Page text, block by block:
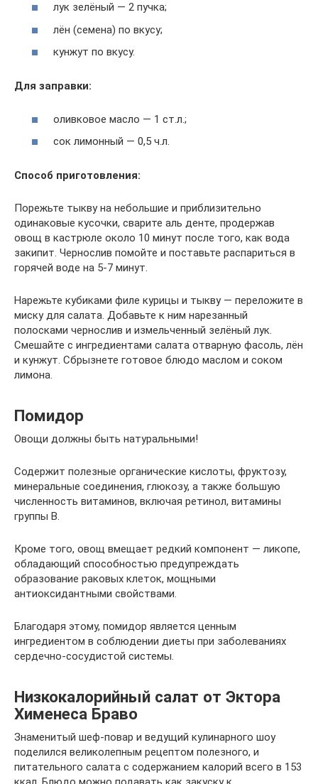
лук зелёный — 2 пучка;
лён (семена) по вкусу;
кунжут по вкусу.
Для заправки:
оливковое масло — 1 ст.л.;
сок лимонный — 0,5 ч.л.
Способ приготовления:
Порежьте тыкву на небольшие и приблизительно
одинаковые кусочки, сварите аль денте, продержав
овощ в кастрюле около 10 минут после того, как вода
закипит. Чернослив помойте и поставьте распариться в
горячей воде на 5-7 минут.
Нарежьте кубиками филе курицы и тыкву — переложите в
миску для салата. Добавьте к ним нарезанный
полосками чернослив и измельченный зелёный лук.
Смешайте с ингредиентами салата отварную фасоль, лён
и кунжут. Сбрызнете готовое блюдо маслом и соком
лимона.
Помидор
Овощи должны быть натуральными!
Содержит полезные органические кислоты, фруктозу,
минеральные соединения, глюкозу, а также большую
численность витаминов, включая ретинол, витамины
группы В.
Кроме того, овощ вмещает редкий компонент — ликопе,
обладающий способностью предупреждать
образование раковых клеток, мощными
антиоксидантными свойствами.
Благодаря этому, помидор является ценным
ингредиентом в соблюдении диеты при заболеваниях
сердечно-сосудистой системы.
Низкокалорийный салат от Эктора
Хименеса Браво
Знаменитый шеф-повар и ведущий кулинарного шоу
поделился великолепным рецептом полезного, и
питательного салата с содержанием калорий всего в 153